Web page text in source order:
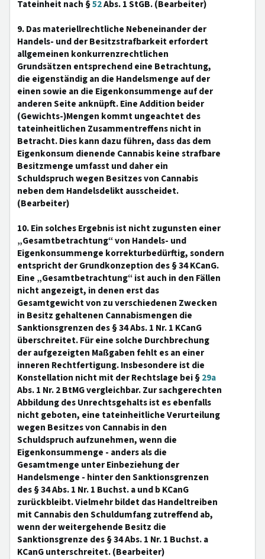
Tateinheit nach §52Abs. 1 StGB. (Bearbeiter)
9. Das materiellrechtliche Nebeneinander der
Handels- und der Besitzstrafbarkeit erfordert
allgemeinen konkurrenzrechtlichen
Grundsätzen entsprechend eine Betrachtung,
die eigenständig an die Handelsmenge auf der
einen sowie an die Eigenkonsummenge auf der
anderen Seite anknüpft. Eine Addition beider
(Gewichts-)Mengen kommt ungeachtet des
tateinheitlichen Zusammentreffens nicht in
Betracht. Dies kann dazu führen, dass das dem
Eigenkonsum dienende Cannabis keine strafbare
Besitzmenge umfasst und daher ein
Schuldspruch wegen Besitzes von Cannabis
neben dem Handelsdelikt ausscheidet.
(Bearbeiter)
10. Ein solches Ergebnis ist nicht zugunsten einer
„Gesamtbetrachtung“ von Handels- und
Eigenkonsummenge korrekturbedürftig, sondern
entspricht der Grundkonzeption des § 34 KCanG.
Eine „Gesamtbetrachtung“ ist auch in den Fällen
nicht angezeigt, in denen erst das
Gesamtgewicht von zu verschiedenen Zwecken
in Besitz gehaltenen Cannabismengen die
Sanktionsgrenzen des § 34 Abs. 1 Nr. 1 KCanG
überschreitet. Für eine solche Durchbrechung
der aufgezeigten Maßgaben fehlt es an einer
inneren Rechtfertigung. Insbesondere ist die
Konstellation nicht mit der Rechtslage bei §29a
Abs. 1 Nr. 2 BtMG vergleichbar. Zur sachgerechten
Abbildung des Unrechtsgehalts ist es ebenfalls
nicht geboten, eine tateinheitliche Verurteilung
wegen Besitzes von Cannabis in den
Schuldspruch aufzunehmen, wenn die
Eigenkonsummenge - anders als die
Gesamtmenge unter Einbeziehung der
Handelsmenge - hinter den Sanktionsgrenzen
des § 34 Abs. 1 Nr. 1 Buchst. a und b KCanG
zurückbleibt. Vielmehr bildet das Handeltreiben
mit Cannabis den Schuldumfang zutreffend ab,
wenn der weitergehende Besitz die
Sanktionsgrenze des § 34 Abs. 1 Nr. 1 Buchst. a
KCanG unterschreitet. (Bearbeiter)